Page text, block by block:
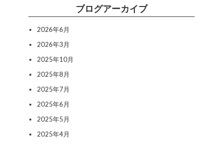
ブログアーカイブ
2026年6月
2026年3月
2025年10月
2025年8月
2025年7月
2025年6月
2025年5月
2025年4月